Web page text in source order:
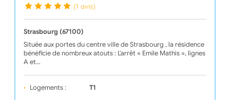
(1 avis)
Strasbourg (67100)
Située aux portes du centre ville de Strasbourg , la résidence
bénéficie de nombreux atouts : L'arrêt « Emile Mathis », lignes
A et…
Logements : T1